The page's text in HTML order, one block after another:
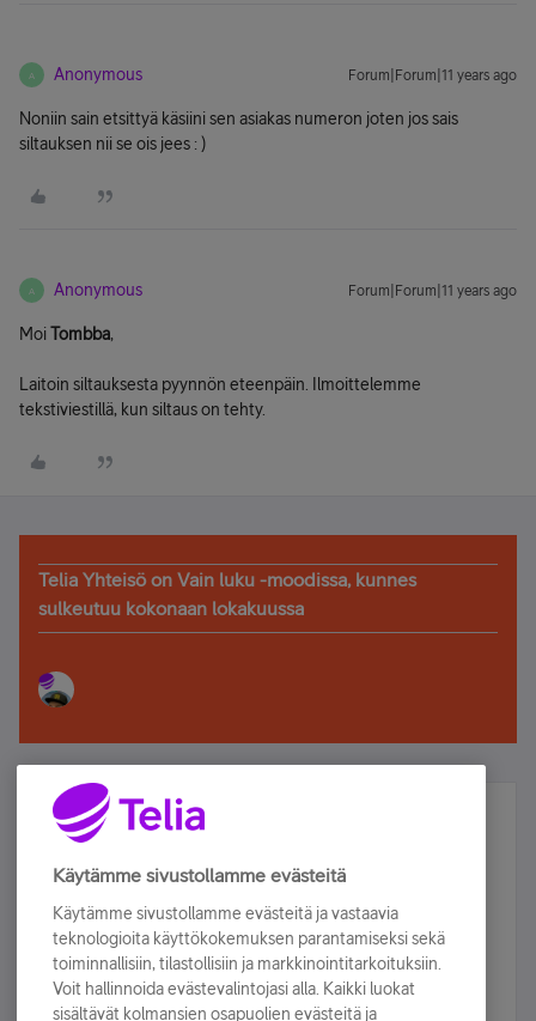
A Anonymous Forum|Forum|11 years ago
Noniin sain etsittyä käsiini sen asiakas numeron joten jos sais
siltauksen nii se ois jees : )
A Anonymous Forum|Forum|11 years ago
MoiTombba,
Laitoin siltauksesta pyynnön eteenpäin. Ilmoittelemme
tekstiviestillä, kun siltaus on tehty.
Telia Yhteisö on Vain luku -moodissa, kunnes
sulkeutuu kokonaan lokakuussa
Älä jää paitsi – osallistu ja voita!
Tilaa Telian uutiskirje ja olet mukana arvonnassa.
sähköpostiisi.
Tilaa nyt
Käytämme sivustollamme evästeitä
Käytämme sivustollamme evästeitä ja vastaavia
teknologioita käyttökokemuksen parantamiseksi sekä
toiminnallisiin, tilastollisiin ja markkinointitarkoituksiin.
Voit hallinnoida evästevalintojasi alla. Kaikki luokat
sisältävät kolmansien osapuolien evästeitä ja